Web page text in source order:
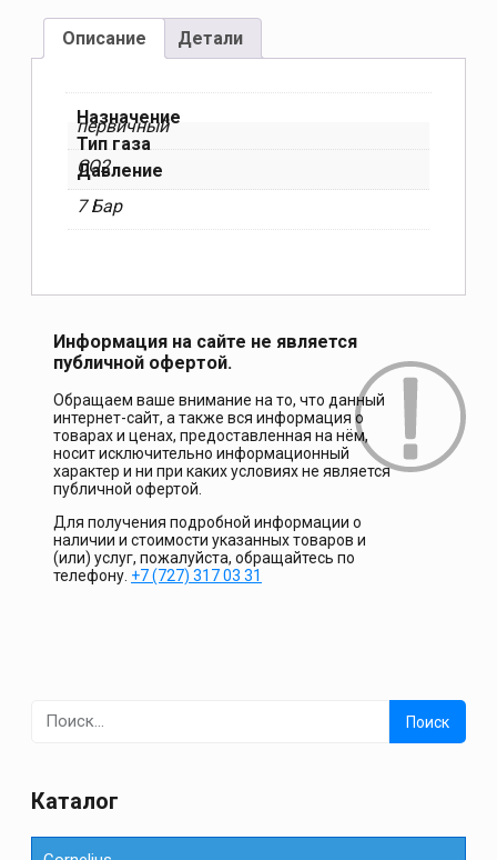
Описание Детали
Назначение
первичный
Тип газа
СО2
Давление
7 Бар
Информация на сайте не является
публичной офертой.
Обращаем ваше внимание на то, что данный
интернет-сайт, а также вся информация о
товарах и ценах, предоставленная на нём,
носит исключительно информационный
характер и ни при каких условиях не является
публичной офертой.
Для получения подробной информации о
наличии и стоимости указанных товаров и
(или) услуг, пожалуйста, обращайтесь по
телефону. +7 (727) 317 03 31
Найти:
Каталог